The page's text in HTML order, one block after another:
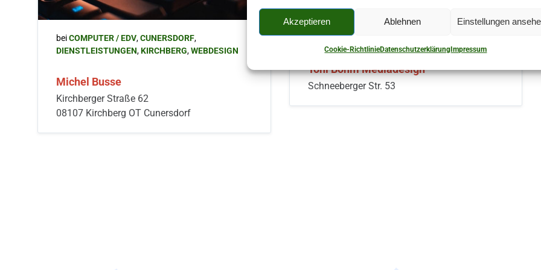
Akzeptieren Ablehnen Einstellungen
Cookie-RichtlinieDatenschutzerklärungImpressum
beiCOMPUTER / EDV,CUNERSDORF,
DIENSTLEISTUNGEN,KIRCHBERG,WEBDESIGN
Michel Busse
Kirchberger Straße 62
08107 Kirchberg OT Cunersdorf
beiBURKERSDORF
Toni Böhm Mediadesign
Schneeberger Str. 53